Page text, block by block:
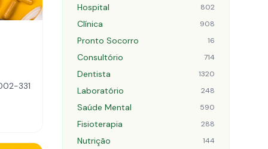
331
Hospital 802
Clínica 908
Pronto Socorro 16
Consultório 714
Dentista 1320
Laboratório 248
Saúde Mental 590
Fisioterapia 288
Nutrição 144